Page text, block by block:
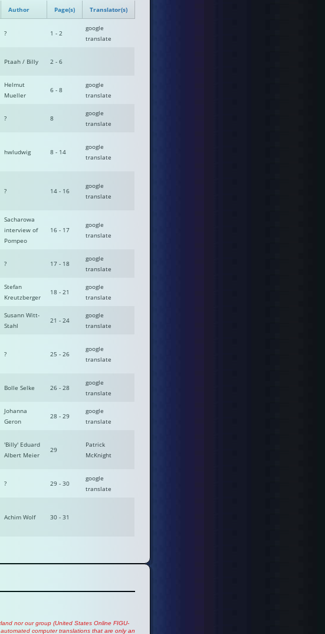
Author Page(s) Translator(s)
? 1 - 2
google
translate
Ptaah / Billy 2 - 6
Helmut
Mueller
6 - 8
google
translate
? 8
google
translate
hwludwig 8 - 14
google
translate
? 14 - 16
google
translate
Sacharowa
interview of
Pompeo
16 - 17
google
translate
? 17 - 18
google
translate
Stefan
Kreutzberger
18 - 21
google
translate
Susann Witt-
Stahl
21 - 24
google
translate
? 25 - 26
google
translate
Bolle Selke 26 - 28
google
translate
Johanna
Geron
28 - 29
google
translate
'Billy' Eduard
Albert Meier
29
Patrick
McKnight
? 29 - 30
google
translate
Achim Wolf 30 - 31
nor our group (United States Online FIGU-
computer translations that are only an